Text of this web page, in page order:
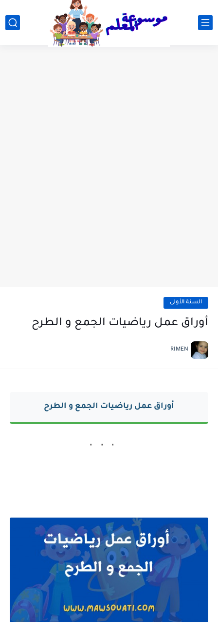
السنة الأولى
أوراق عمل رياضيات الجمع و الطرح
RIMEN
أوراق عمل رياضيات الجمع و الطرح